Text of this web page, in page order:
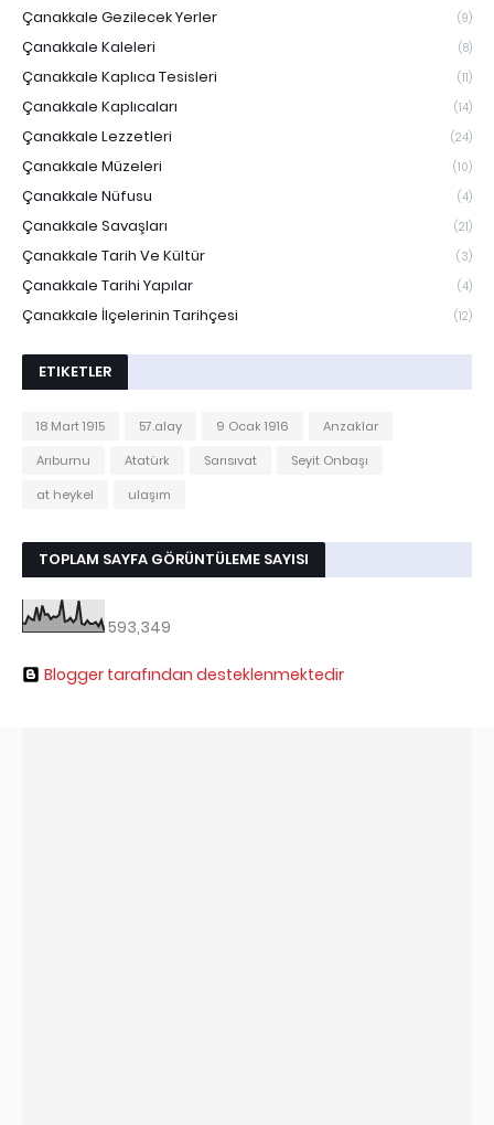
Çanakkale Gezilecek Yerler (9)
Çanakkale Kaleleri (8)
Çanakkale Kaplıca Tesisleri (11)
Çanakkale Kaplıcaları (14)
Çanakkale Lezzetleri (24)
Çanakkale Müzeleri (10)
Çanakkale Nüfusu (4)
Çanakkale Savaşları (21)
Çanakkale Tarih Ve Kültür (3)
Çanakkale Tarihi Yapılar (4)
Çanakkale İlçelerinin Tarihçesi (12)
ETIKETLER
18 Mart 1915 57.alay 9 Ocak 1916
Anzaklar
Arıburnu
Atatürk Sarısıvat
Seyit Onbaşı
at heykel
ulaşım
TOPLAM SAYFA GÖRÜNTÜLEME SAYISI
593,349
Blogger tarafından desteklenmektedir